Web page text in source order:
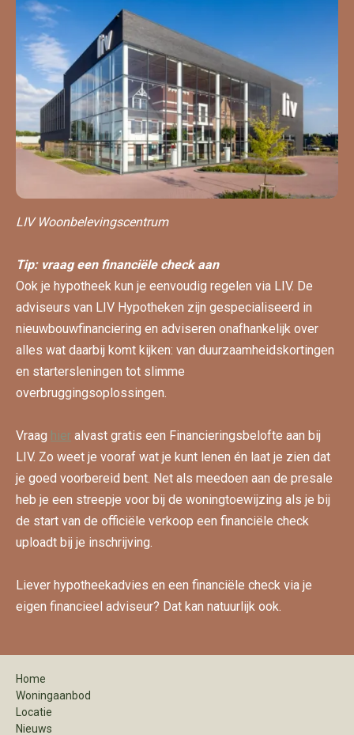
LIV Woonbelevingscentrum
Tip: vraag een financiële check aan
Ook je hypotheek kun je eenvoudig regelen via LIV. De
adviseurs van LIV Hypotheken zijn gespecialiseerd in
nieuwbouwfinanciering en adviseren onafhankelijk over
alles wat daarbij komt kijken: van duurzaamheidskortingen
en startersleningen tot slimme
overbruggingsoplossingen.
Vraag hier alvast gratis een Financieringsbelofte aan bij
LIV. Zo weet je vooraf wat je kunt lenen én laat je zien dat
je goed voorbereid bent. Net als meedoen aan de presale
heb je een streepje voor bij de woningtoewijzing als je bij
de start van de officiële verkoop een financiële check
uploadt bij je inschrijving.
Liever hypotheekadvies en een financiële check via je
eigen financieel adviseur? Dat kan natuurlijk ook.
Home
Woningaanbod
Locatie
Nieuws